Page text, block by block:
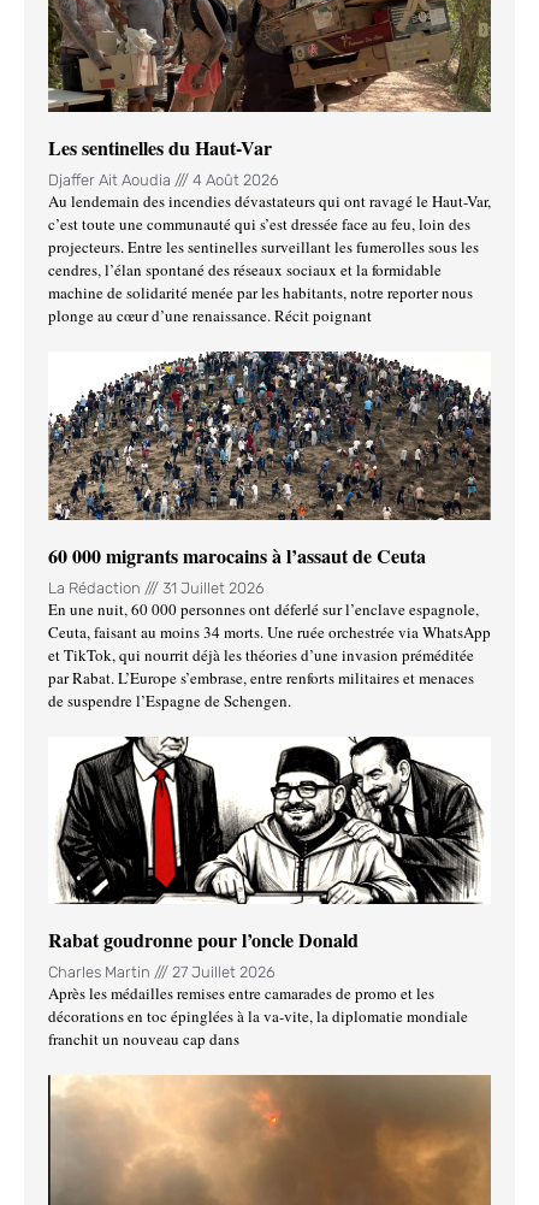
Les sentinelles du Haut-Var
Djaffer Ait Aoudia 4 Août 2026
Au lendemain des incendies dévastateurs qui ont ravagé le Haut-Var,
c’est toute une communauté qui s’est dressée face au feu, loin des
projecteurs. Entre les sentinelles surveillant les fumerolles sous les
cendres, l’élan spontané des réseaux sociaux et la formidable
machine de solidarité menée par les habitants, notre reporter nous
plonge au cœur d’une renaissance. Récit poignant
60 000 migrants marocains à l’assaut de Ceuta
La Rédaction 31 Juillet 2026
En une nuit, 60 000 personnes ont déferlé sur l’enclave espagnole,
Ceuta, faisant au moins 34 morts. Une ruée orchestrée via WhatsApp
et TikTok, qui nourrit déjà les théories d’une invasion préméditée
par Rabat. L’Europe s’embrase, entre renforts militaires et menaces
de suspendre l’Espagne de Schengen.
Rabat goudronne pour l’oncle Donald
Charles Martin 27 Juillet 2026
Après les médailles remises entre camarades de promo et les
décorations en toc épinglées à la va-vite, la diplomatie mondiale
franchit un nouveau cap dans